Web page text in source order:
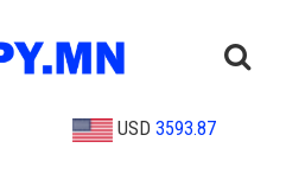
USD 3593.87